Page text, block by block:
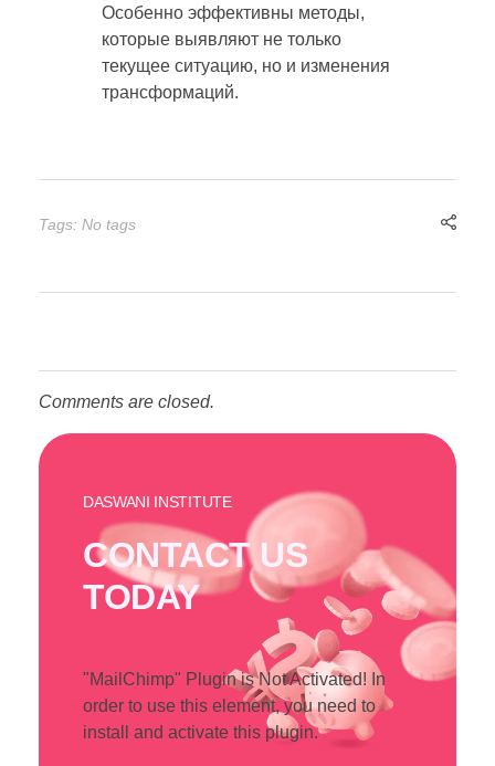
Особенно эффективны методы,
которые выявляют не только
текущее ситуацию, но и изменения
трансформаций.
Tags: No tags
Comments are closed.
DASWANI INSTITUTE
CONTACT US
TODAY
"MailChimp" Plugin is Not Activated! In
order to use this element, you need to
install and activate this plugin.